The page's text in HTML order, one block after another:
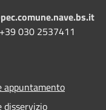
030 2537411
appuntamento
disservizio